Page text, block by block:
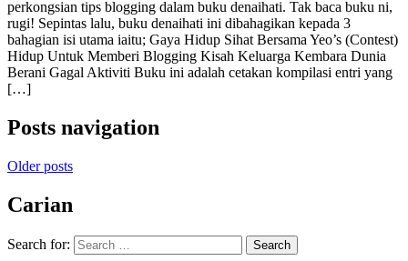
perkongsian tips blogging dalam buku denaihati. Tak baca buku ni,
rugi! Sepintas lalu, buku denaihati ini dibahagikan kepada 3
bahagian isi utama iaitu; Gaya Hidup Sihat Bersama Yeo’s (Contest)
Hidup Untuk Memberi Blogging Kisah Keluarga Kembara Dunia
Berani Gagal Aktiviti Buku ini adalah cetakan kompilasi entri yang
[…]
Posts navigation
Older posts
Carian
Search for: